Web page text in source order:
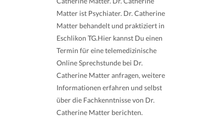
Matter ist Psychiater. Dr. Catherine
Matter behandelt und praktiziert in
Eschlikon TG.Hier kannst Du einen
Termin für eine telemedizinische
Online Sprechstunde bei Dr.
Catherine Matter anfragen, weitere
Informationen erfahren und selbst
über die Fachkenntnisse von Dr.
Catherine Matter berichten.